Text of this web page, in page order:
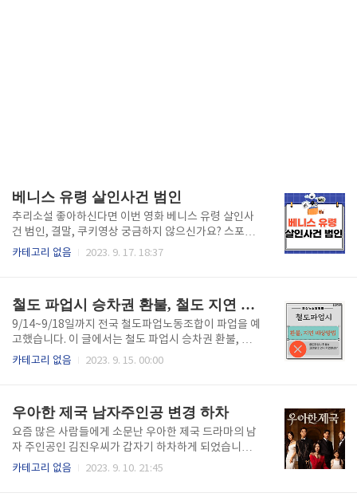
베니스 유령 살인사건 범인
추리소설 좋아하신다면 이번 영화 베니스 유령 살인사
건 범인, 결말, 쿠키영상 궁금하지 않으신가요? 스포를
알고 싶으다면 아래 글을 통해 바로 확인 해 보실 수 있
에게 공개합니다. 보시는 것도 추천합니다. 재밌게 추리
하면서 봤던 영화입니다! 목차 베니스 유령 살인사건 범
인 범인을 찾기 전에 베니스 유령 살인사건의 결말과 쿠
키 영상 궁금하신 가요? 바쁘신 분들은 아래 링크를 통
해 강력한 스포가 담긴 결말과 쿠키 내용을 확인 해 보
같습니다. 딸 ..
카테고리 없음 2023. 9. 17. 18:37
철도 파업시 승차권 환불, 철도 지연 배상
9/14~9/18일까지 전국 철도파업노동조합이 파업을 예
고했습니다. 이 글에서는 철도 파업시 승차권 환불, 철
도 지연 배상에 대해서 알려드립니다. 지연시간에 따라
도 파업시 승차권 환불 최근 전국철도파업을 예고한 전
국철도노동조합으로 인해서 많은 시민들이 걱정과 관
심이 섞여있습니다. 일부 열차가 중지되거나 지연될 수
있기 때문에 파업이 예고된 날에는 반드시 코레일톡, 홈
페이지를 통해서 열차 운행 정보를 확인하시는 것을 추
카테고리 없음 2023. 9. 15. 00:00
우아한 제국 남자주인공 변경 하차
요즘 많은 사람들에게 소문난 우아한 제국 드라마의 남
자 주인공인 김진우씨가 갑자기 하차하게 되었습니다.
이글에서는 우아한 제국 남자주인공이 변경, 하차되어
카테고리 없음 2023. 9. 10. 21:45